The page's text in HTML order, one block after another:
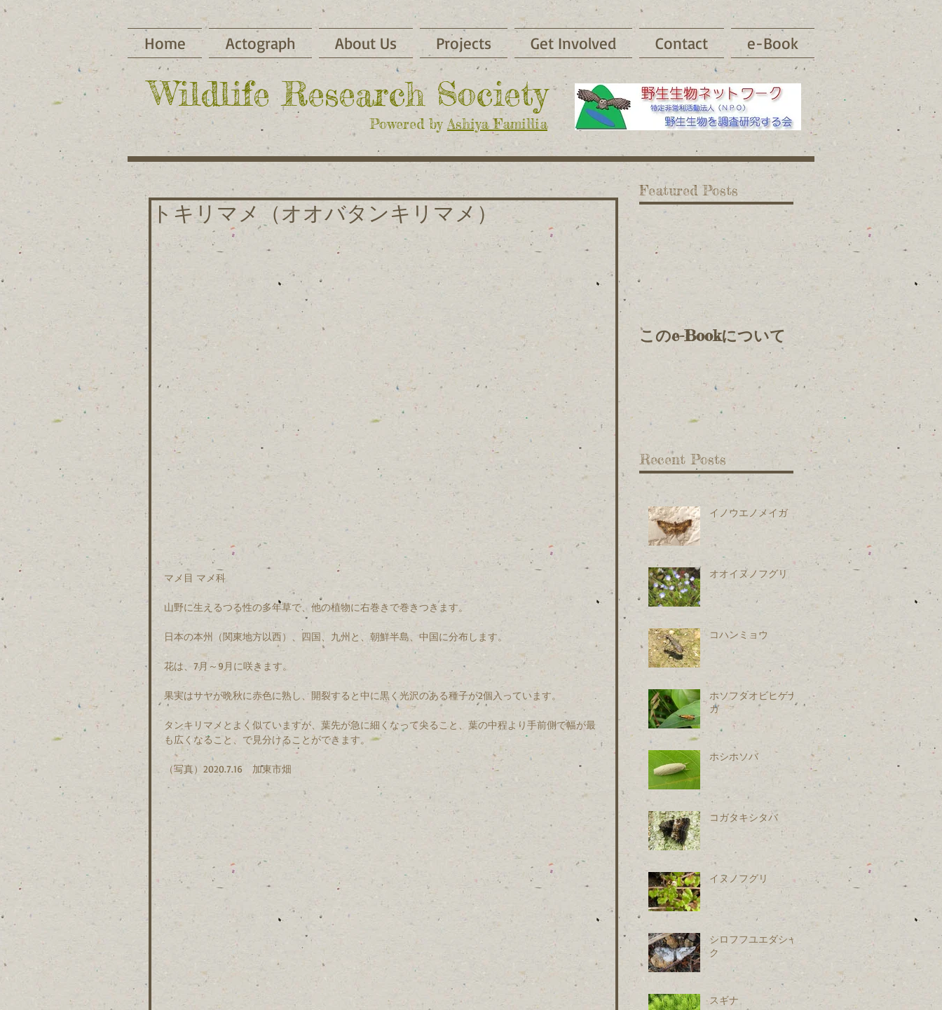
Home Actograph About Us Projects Get Involved Contact e-Book
​Wildlife Research Society
Powered by Ashiya Famillia
トキリマメ（オオバタンキリマメ）
マメ目 マメ科
山野に生えるつる性の多年草で、他の植物に右巻きで巻きつきます。
日本の本州（関東地方以西）、四国、九州と、朝鮮半島、中国に分布します。
花は、7月～9月に咲きます。
果実はサヤが晩秋に赤色に熟し、開裂すると中に黒く光沢のある種子が2個入っています。
タンキリマメとよく似ていますが、葉先が急に細くなって尖ること、葉の中程より手前側で幅が最
も広くなること、で見分けることができます。
（写真）2020.7.16　加東市畑
Featured Posts
このe-Bookについて
Recent Posts
イノウエノメイガ
オオイヌノフグリ
コハンミョウ
ホソフタオビヒゲナ
ガ
ホシホソバ
コガタキシタバ
イヌノフグリ
シロフフユエダシャ
ク
スギナ